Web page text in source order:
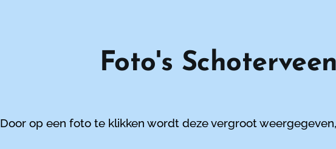
Foto's
Door op een foto te klikken wordt deze vergroot